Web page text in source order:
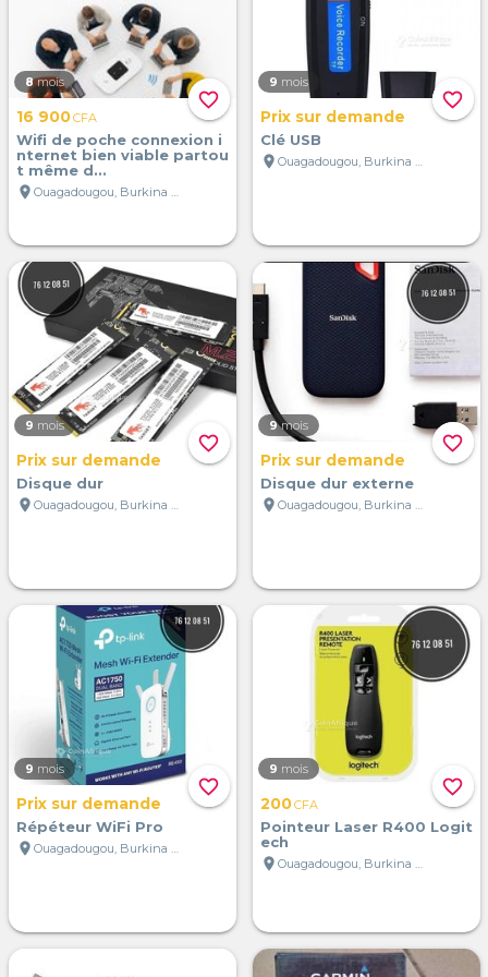
favorite_border
8 mois
16 900CFA
Wifi de poche connexion i
nternet bien viable partou
t même d...
location_on
Ouagadougou, Burkina Faso
favorite_border
9 mois
Prix sur demande
Clé USB
location_on
Ouagadougou, Burkina Faso
favorite_border
9 mois
Prix sur demande
Disque dur
location_on
Ouagadougou, Burkina Faso
favorite_border
9 mois
Prix sur demande
Disque dur externe
location_on
Ouagadougou, Burkina Faso
favorite_border
9 mois
Prix sur demande
Répéteur WiFi Pro
location_on
Ouagadougou, Burkina Faso
favorite_border
9 mois
200CFA
Pointeur Laser R400 Logit
ech
location_on
Ouagadougou, Burkina Faso